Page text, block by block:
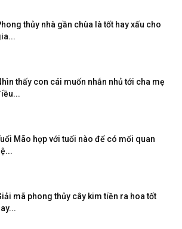
thủy nhà gần chùa là tốt hay xấu cho
thấy con cái muốn nhắn nhủ tới cha mẹ
Mão hợp với tuổi nào để có mối quan
mã phong thủy cây kim tiền ra hoa tốt